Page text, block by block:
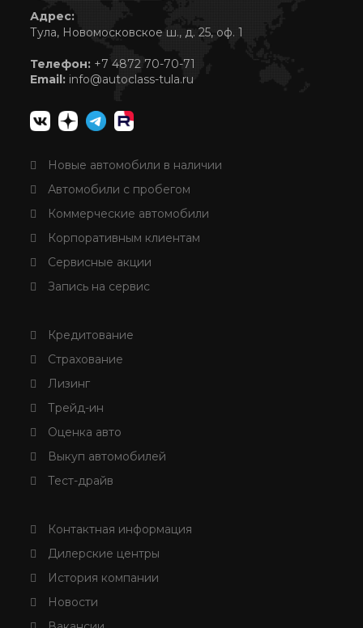
Адрес:
Тула, Новомосковское ш., д. 25, оф. 1
Телефон: +7 4872 70-70-71
Email: info@autoclass-tula.ru
Новые автомобили в наличии
Автомобили с пробегом
Коммерческие автомобили
Корпоративным клиентам
Сервисные акции
Запись на сервис
Кредитование
Страхование
Лизинг
Трейд-ин
Оценка авто
Выкуп автомобилей
Тест-драйв
Контактная информация
Дилерские центры
История компании
Новости